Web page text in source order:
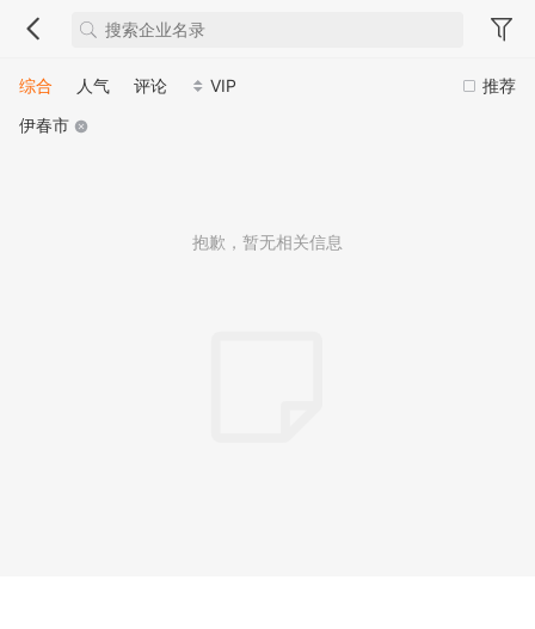
推荐
综合 人气 评论
VIP
伊春市
抱歉，暂无相关信息